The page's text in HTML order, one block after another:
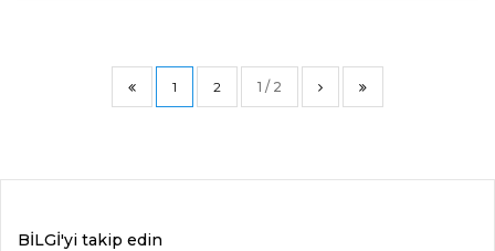
1 2 1 / 2
BİLGİ'yi takip edin